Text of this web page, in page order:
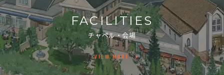
FACILITIES
チャペル・会場
VIEW MORE